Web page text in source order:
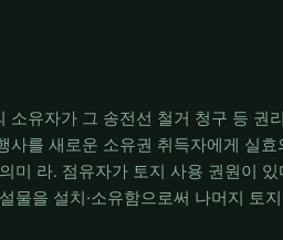
유자가 그 송전선 철거 청구 등 권
를 새로운 소유권 취득자에게 실
미 라. 점유자가 토지 사용 권원이
을 설치·소유함으로써 나머지 토